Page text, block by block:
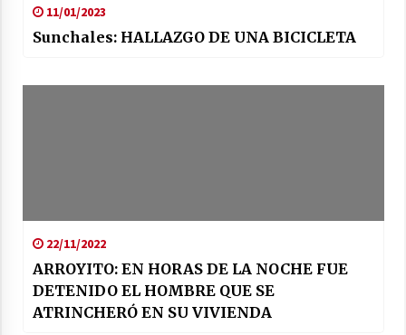
11/01/2023
Sunchales: HALLAZGO DE UNA BICICLETA
22/11/2022
ARROYITO: EN HORAS DE LA NOCHE FUE
DETENIDO EL HOMBRE QUE SE
ATRINCHERÓ EN SU VIVIENDA